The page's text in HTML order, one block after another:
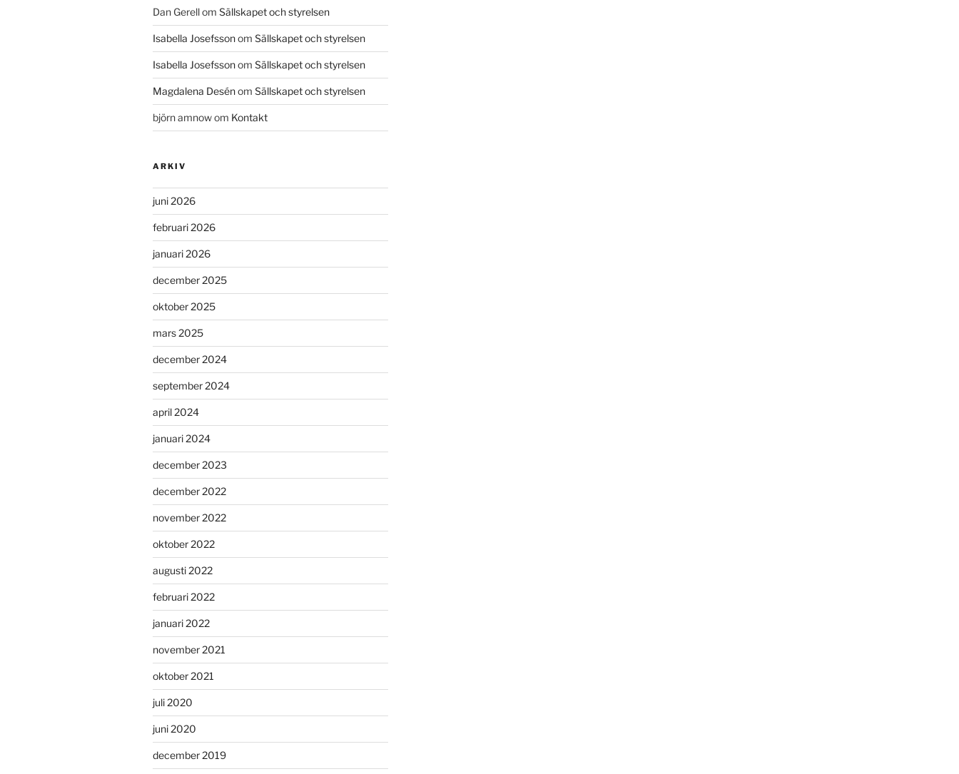
Dan Gerellom Sällskapet och styrelsen
Isabella Josefssonom Sällskapet och styrelsen
Isabella Josefssonom Sällskapet och styrelsen
Magdalena Desénom Sällskapet och styrelsen
björn amnowom Kontakt
ARKIV
juni 2026
februari 2026
januari 2026
december 2025
oktober 2025
mars 2025
december 2024
september 2024
april 2024
januari 2024
december 2023
december 2022
november 2022
oktober 2022
augusti 2022
februari 2022
januari 2022
november 2021
oktober 2021
juli 2020
juni 2020
december 2019